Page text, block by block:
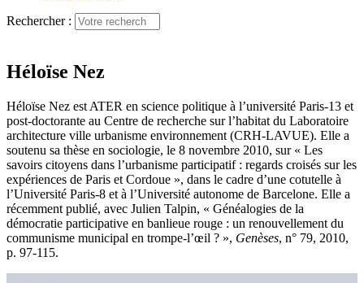
Rechercher :
Héloïse Nez
Héloïse Nez est ATER en science politique à l’université Paris-13 et
post-doctorante au Centre de recherche sur l’habitat du Laboratoire
architecture ville urbanisme environnement (CRH-LAVUE). Elle a
soutenu sa thèse en sociologie, le 8 novembre 2010, sur « Les
savoirs citoyens dans l’urbanisme participatif : regards croisés sur les
expériences de Paris et Cordoue », dans le cadre d’une cotutelle à
l’Université Paris‑8 et à l’Université autonome de Barcelone. Elle a
récemment publié, avec Julien Talpin, « Généalogies de la
démocratie participative en banlieue rouge : un renouvellement du
communisme municipal en trompe-l’œil ? », Genèses, n° 79, 2010,
p. 97-115.